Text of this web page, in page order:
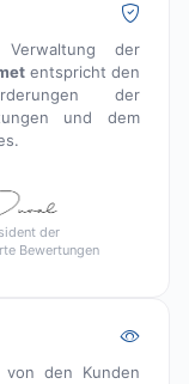
der
entspricht den
der
und dem
der
Bewertungen
den Kunden